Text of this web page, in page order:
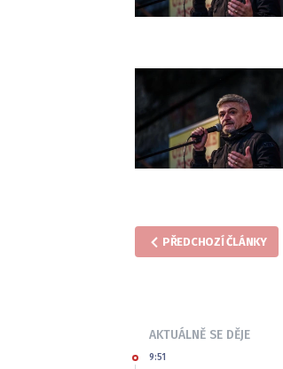
PŘEDCHOZÍ ČLÁNKY
AKTUÁLNĚ SE DĚJE
9:51